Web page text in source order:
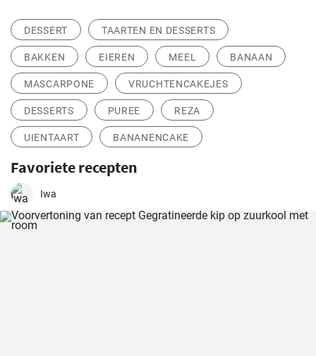
DESSERT TAARTEN EN DESSERTS
BAKKEN EIEREN MEEL BANAAN
MASCARPONE VRUCHTENCAKEJES
DESSERTS PUREE REZA
UIENTAART BANANENCAKE
Favoriete recepten
Iwa